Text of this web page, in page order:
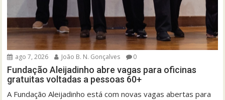
ago 7, 2026 João B. N. Gonçalves 0
Fundação Aleijadinho abre vagas para oficinas
gratuitas voltadas a pessoas 60+
A Fundação Aleijadinho está com novas vagas abertas para